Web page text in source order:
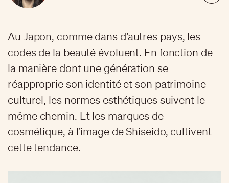
Au Japon, comme dans d’autres pays, les
codes de la beauté évoluent. En fonction de
la manière dont une génération se
réapproprie son identité et son patrimoine
culturel, les normes esthétiques suivent le
même chemin. Et les marques de
cosmétique, à l’image de Shiseido, cultivent
cette tendance.